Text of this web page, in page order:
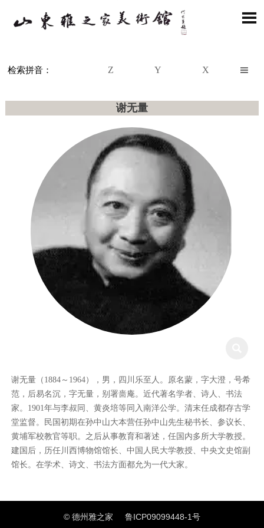

检索拼音： Z Y X 
谢无量
谢无量（1884～1964），男，四川乐至人。原名蒙，字大澄，号希
范，后易名沉，字无量，别署啬庵。近代著名学者、诗人、书法
家。1901年与李叔同、黄炎培等同入南洋公学。清末任成都存古学
堂监督。民国初期在孙中山大本营任孙中山先生秘书长、参议长、
黄埔军校教官等职。之后从事教育和著述，任国内多所大学教授。
建国后，历任川西博物馆馆长、中国人民大学教授、中央文史馆副
馆长。在学术、诗文、书法方面都允为一代大家。
© 德州雅之家 鲁ICP09099448-1号